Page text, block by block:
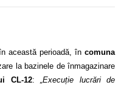
această perioadă, încomuna
la bazinele de înmagazinare
CL-12: „Execuție lucrări de